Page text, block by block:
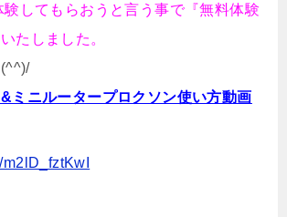
験してもらおうと言う事で『無料体験
たしました。
ミニルータープロクソン使い方動画